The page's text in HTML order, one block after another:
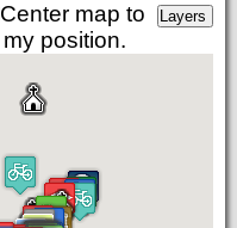
Center map to
my position.